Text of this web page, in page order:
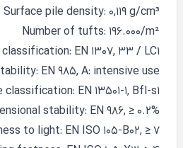
Surface pile density: 0,119 g/cm³
Number of tufts: 196.000/m²
EN 1307, 33 / LC1
EN 985, A: intensive use
classification: EN 13501-1, Bfl-s1
stability: EN 986, ≥ 0.2%
to light: EN ISO 105-B02, ≥ 7